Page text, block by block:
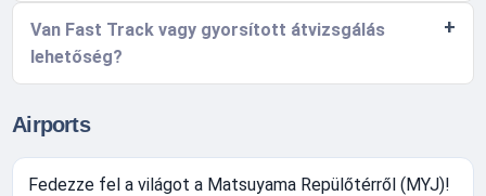
Van Fast Track vagy gyorsított átvizsgálás
lehetőség?
Airports
Fedezze fel a világot a Matsuyama Repülőtérről (MYJ)!